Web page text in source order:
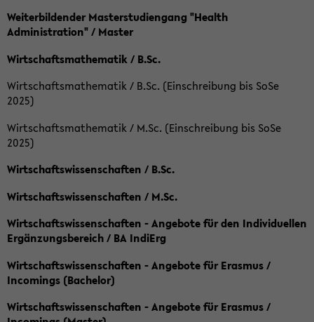
Weiterbildender Masterstudiengang "Health
Administration" / Master
Wirtschaftsmathematik / B.Sc.
Wirtschaftsmathematik / B.Sc. (Einschreibung bis SoSe
2025)
Wirtschaftsmathematik / M.Sc. (Einschreibung bis SoSe
2025)
Wirtschaftswissenschaften / B.Sc.
Wirtschaftswissenschaften / M.Sc.
Wirtschaftswissenschaften - Angebote für den Individuellen
Ergänzungsbereich / BA IndiErg
Wirtschaftswissenschaften - Angebote für Erasmus /
Incomings (Bachelor)
Wirtschaftswissenschaften - Angebote für Erasmus /